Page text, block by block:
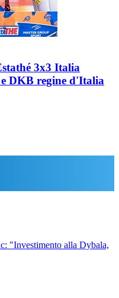
3x3 Italia
DKB regine d'Italia
"Investimento alla Dybala,